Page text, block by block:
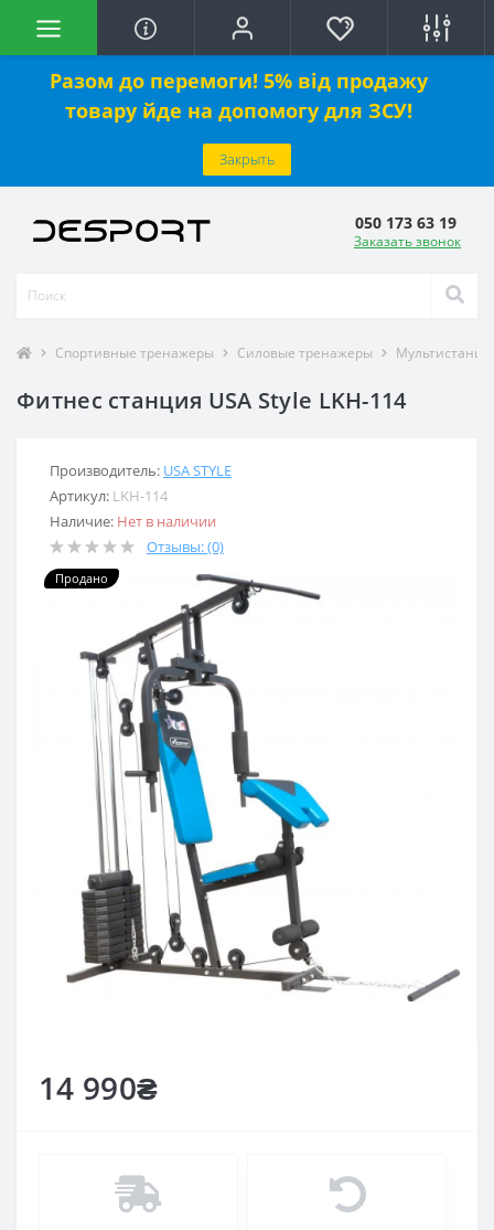
Разом до перемоги! 5% від продажу
товару йде на допомогу для ЗСУ!
Закрыть
050 173 63 19
Заказать звонок
Спортивные тренажеры Силовые тренажеры
Фитнес станция USA Style LKH-114
Производитель: USA STYLE
Артикул: LKH-114
Наличие: Нет в наличии
Отзывы: (0)
Продано
14 990₴